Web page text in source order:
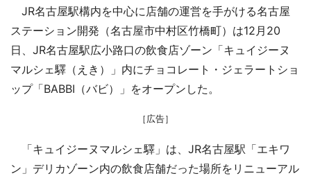
JR名古屋駅構内を中心に店舗の運営を手がける名古屋
ステーション開発（名古屋市中村区竹橋町）は12月20
日、JR名古屋駅広小路口の飲食店ゾーン「キュイジーヌ
マルシェ驛（えき）」内にチョコレート・ジェラートショ
ップ「BABBI（バビ）」をオープンした。
［広告］
「キュイジーヌマルシェ驛」は、JR名古屋駅「エキワ
ン」デリカゾーン内の飲食店舗だった場所をリニューアル